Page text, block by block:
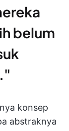
belum
konsep
abstraknya